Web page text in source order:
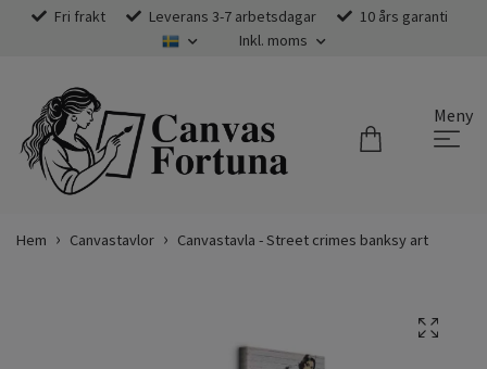
Fri frakt Leverans 3-7 arbetsdagar
10 års garanti
Inkl. moms
Meny
Hem Canvastavlor Canvastavla - Street crimes banksy art